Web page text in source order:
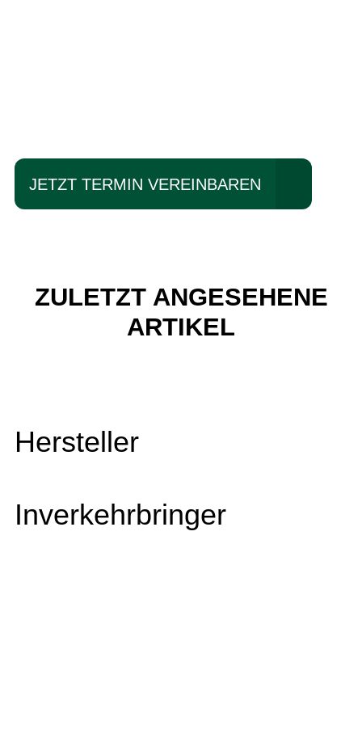
JETZT TERMIN VEREINBAREN
ZULETZT ANGESEHENE
ARTIKEL
Hersteller
Inverkehrbringer